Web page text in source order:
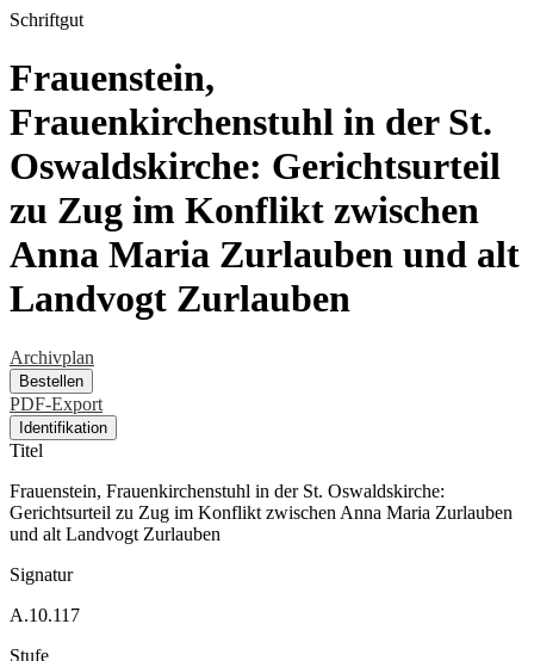
Schriftgut
Frauenstein,
Frauenkirchenstuhl in der St.
Oswaldskirche: Gerichtsurteil
zu Zug im Konflikt zwischen
Anna Maria Zurlauben und alt
Landvogt Zurlauben
Archivplan
Bestellen
PDF-Export
Identifikation
Titel
Frauenstein, Frauenkirchenstuhl in der St. Oswaldskirche:
Gerichtsurteil zu Zug im Konflikt zwischen Anna Maria Zurlauben
und alt Landvogt Zurlauben
Signatur
A.10.117
Stufe